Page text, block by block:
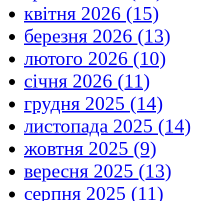
квітня 2026 (15)
березня 2026 (13)
лютого 2026 (10)
січня 2026 (11)
грудня 2025 (14)
листопада 2025 (14)
жовтня 2025 (9)
вересня 2025 (13)
серпня 2025 (11)